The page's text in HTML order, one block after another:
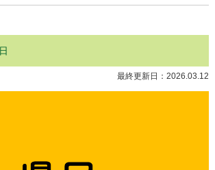
最終更新日：2026.03.12